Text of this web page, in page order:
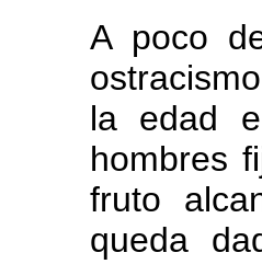
A poco
la edad
hombres
fruto
queda